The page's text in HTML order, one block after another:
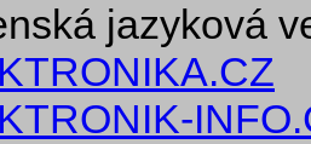
jazyková